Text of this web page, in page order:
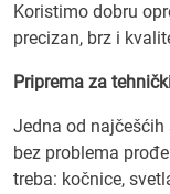
Koristimo dobru
precizan, brz i
Priprema za
Jedna od
bez problema
treba: kočnice,